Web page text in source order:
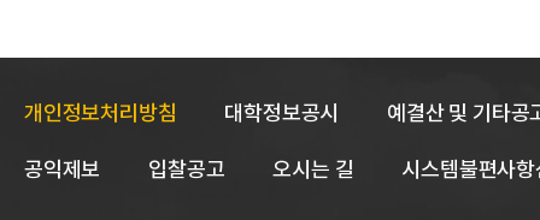
개인정보처리방침 대학정보공시 예결산 및 기타공
공익제보 입찰공고 오시는 길 시스템불편사